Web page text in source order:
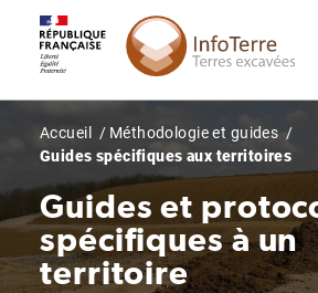
contenu
Fil
d'Ariane
Accueil
Méthodologie et guides
Guides spécifiques aux territoires
Guides et
spécifiques à un
territoire
Panneau de gestion des cookies